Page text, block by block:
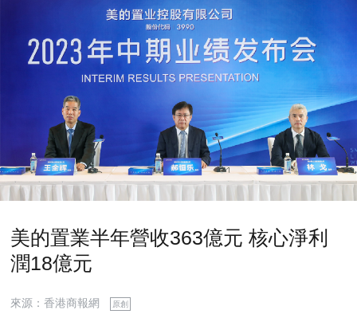
美的置業半年營收363億元 核心淨利
潤18億元
來源：香港商報網 原創